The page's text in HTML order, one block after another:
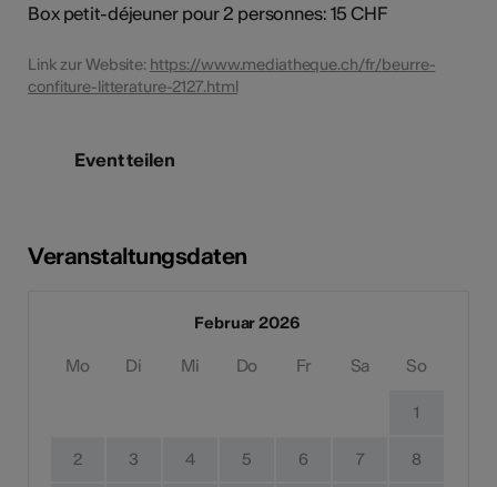
Box petit-déjeuner pour 2 personnes: 15 CHF
Link zur Website: https://www.mediatheque.ch/fr/beurre-
confiture-litterature-2127.html
Event teilen
Veranstaltungsdaten
Februar 2026
Mo Di Mi Do Fr Sa So
1
2 3 4 5 6 7 8